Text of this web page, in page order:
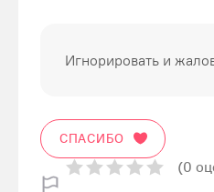
Игнорировать и
СПАСИБО
(0